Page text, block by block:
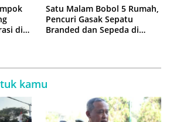
di
Satu Malam Bobol 5 Rumah,
Pencuri Gasak Sepatu
Branded dan Sepeda di
kamu